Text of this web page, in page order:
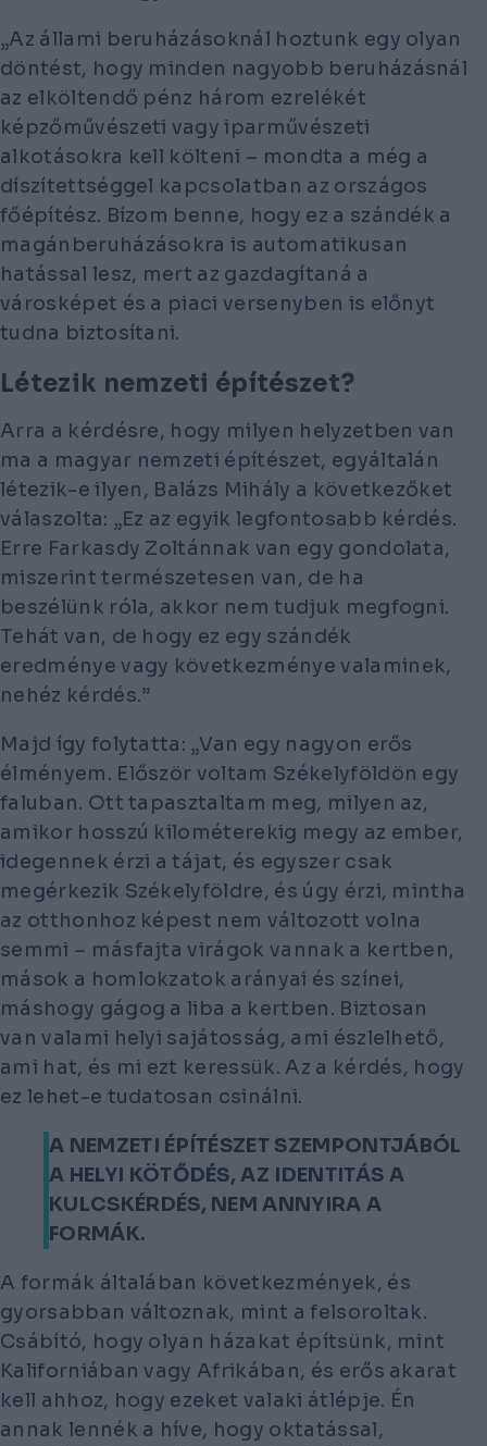
„Az állami beruházásoknál hoztunk egy olyan
döntést, hogy minden nagyobb beruházásnál
az elköltendő pénz három ezrelékét
képzőművészeti vagy iparművészeti
alkotásokra kell költeni – mondta a még a
díszítettséggel kapcsolatban az országos
főépítész. Bízom benne, hogy ez a szándék a
magánberuházásokra is automatikusan
hatással lesz, mert az gazdagítaná a
városképet és a piaci versenyben is előnyt
tudna biztosítani.
Létezik nemzeti építészet?
Arra a kérdésre, hogy milyen helyzetben van
ma a magyar nemzeti építészet, egyáltalán
létezik-e ilyen, Balázs Mihály a következőket
válaszolta: „Ez az egyik legfontosabb kérdés.
Erre Farkasdy Zoltánnak van egy gondolata,
miszerint természetesen van, de ha
beszélünk róla, akkor nem tudjuk megfogni.
Tehát van, de hogy ez egy szándék
eredménye vagy következménye valaminek,
nehéz kérdés.”
Majd így folytatta: „Van egy nagyon erős
élményem. Először voltam Székelyföldön egy
faluban. Ott tapasztaltam meg, milyen az,
amikor hosszú kilométerekig megy az ember,
idegennek érzi a tájat, és egyszer csak
megérkezik Székelyföldre, és úgy érzi, mintha
az otthonhoz képest nem változott volna
semmi – másfajta virágok vannak a kertben,
mások a homlokzatok arányai és színei,
máshogy gágog a liba a kertben. Biztosan
van valami helyi sajátosság, ami észlelhető,
ami hat, és mi ezt keressük. Az a kérdés, hogy
ez lehet-e tudatosan csinálni.
A NEMZETI ÉPÍTÉSZET SZEMPONTJÁBÓL
A HELYI KÖTŐDÉS, AZ IDENTITÁS A
KULCSKÉRDÉS, NEM ANNYIRA A
FORMÁK.
A formák általában következmények, és
gyorsabban változnak, mint a felsoroltak.
Csábító, hogy olyan házakat építsünk, mint
Kaliforniában vagy Afrikában, és erős akarat
kell ahhoz, hogy ezeket valaki átlépje. Én
annak lennék a híve, hogy oktatással,